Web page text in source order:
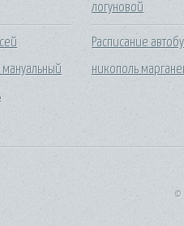
логуновой
Расписание
никополь
©